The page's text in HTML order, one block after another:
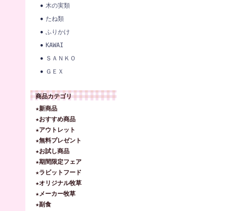
木の実類
たね類
ふりかけ
KAWAI
ＳＡＮＫＯ
ＧＥＸ
商品カテゴリ
★新商品
★おすすめ商品
★アウトレット
★無料プレゼント
★お試し商品
★期間限定フェア
★ラビットフード
★オリジナル牧草
★メーカー牧草
★副食